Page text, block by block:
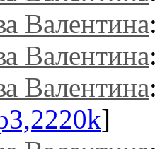
Валентина
Валентина
Валентина
]